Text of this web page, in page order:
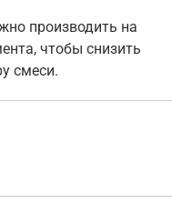
производить на
чтобы снизить
смеси.